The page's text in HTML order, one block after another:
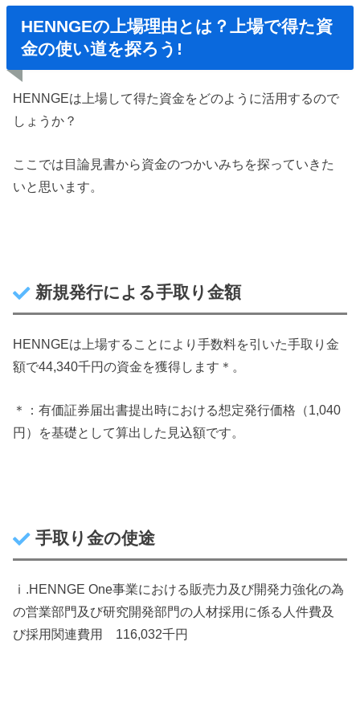
HENNGEの上場理由とは？上場で得た資
金の使い道を探ろう!
HENNGEは上場して得た資金をどのように活用するので
しょうか？
ここでは目論見書から資金のつかいみちを探っていきた
いと思います。
新規発行による手取り金額
HENNGEは上場することにより手数料を引いた手取り金
額で44,340千円の資金を獲得します＊。
＊：有価証券届出書提出時における想定発行価格（1,040
円）を基礎として算出した見込額です。
手取り金の使途
ⅰ.HENNGE One事業における販売力及び開発力強化の為
の営業部門及び研究開発部門の人材採用に係る人件費及
び採用関連費用 116,032千円